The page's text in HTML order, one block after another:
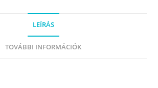
LEÍRÁS
TOVÁBBI INFORMÁCIÓK